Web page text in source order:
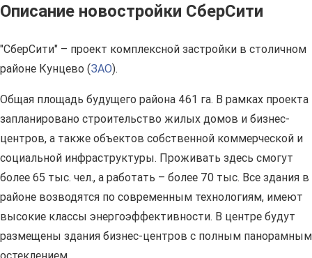
Описание новостройки СберСити
"СберСити" – проект комплексной застройки в столичном
районе Кунцево (ЗАО).
Общая площадь будущего района 461 га. В рамках проекта
запланировано строительство жилых домов и бизнес-
центров, а также объектов собственной коммерческой и
социальной инфраструктуры. Проживать здесь смогут
более 65 тыс. чел., а работать – более 70 тыс. Все здания в
районе возводятся по современным технологиям, имеют
высокие классы энергоэффективности. В центре будут
размещены здания бизнес-центров с полным панорамным
остеклением.